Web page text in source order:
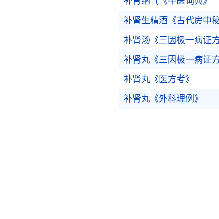
补肾生精酒《古代房中秘
补肾汤《三因极一病证方
补肾丸《三因极一病证方
补肾丸《医方考》
补肾丸《外科理例》